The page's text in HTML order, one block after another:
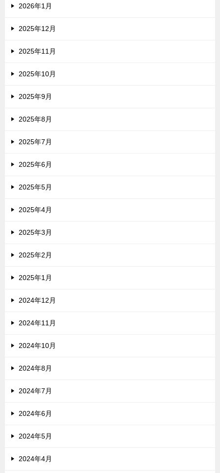
2026年1月
2025年12月
2025年11月
2025年10月
2025年9月
2025年8月
2025年7月
2025年6月
2025年5月
2025年4月
2025年3月
2025年2月
2025年1月
2024年12月
2024年11月
2024年10月
2024年8月
2024年7月
2024年6月
2024年5月
2024年4月